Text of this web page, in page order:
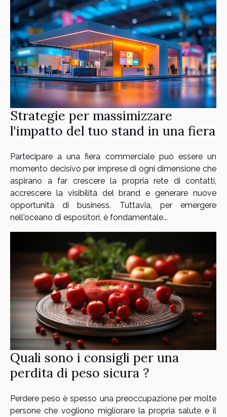
Strategie per massimizzare
l'impatto del tuo stand in una fiera
Partecipare a una fiera commerciale può essere un
momento decisivo per imprese di ogni dimensione che
aspirano a far crescere la propria rete di contatti,
accrescere la visibilità del brand e generare nuove
opportunità di business. Tuttavia, per emergere
nell'oceano di espositori, è fondamentale...
Quali sono i consigli per una
perdita di peso sicura ?
Perdere peso è spesso una preoccupazione per molte
persone che vogliono migliorare la propria salute e il